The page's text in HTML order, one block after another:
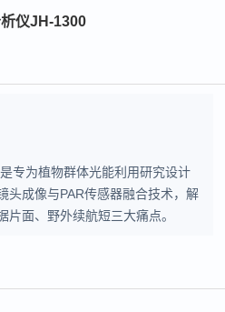
仪JH-1300
专为植物群体光能利用研究设计
头成像与PAR传感器融合技术，解
片面、野外续航短三大痛点。